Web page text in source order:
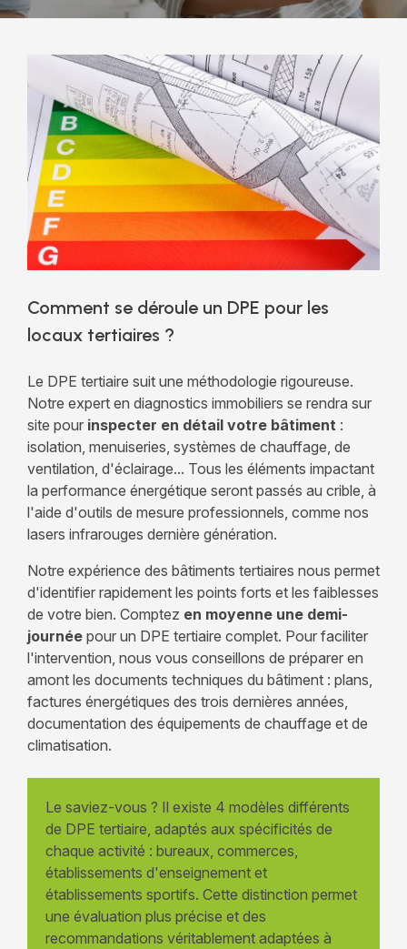
Comment se déroule un DPE pour les
locaux tertiaires ?
Le DPE tertiaire suit une méthodologie rigoureuse.
Notre expert en diagnostics immobiliers se rendra sur
site pour inspecter en détail votre bâtiment :
isolation, menuiseries, systèmes de chauffage, de
ventilation, d'éclairage... Tous les éléments impactant
la performance énergétique seront passés au crible, à
l'aide d'outils de mesure professionnels, comme nos
lasers infrarouges dernière génération.
Notre expérience des bâtiments tertiaires nous permet
d'identifier rapidement les points forts et les faiblesses
de votre bien. Comptez en moyenne une demi-
journéepour un DPE tertiaire complet. Pour faciliter
l'intervention, nous vous conseillons de préparer en
amont les documents techniques du bâtiment : plans,
factures énergétiques des trois dernières années,
documentation des équipements de chauffage et de
climatisation.
Le saviez-vous ? Il existe 4 modèles différents
de DPE tertiaire, adaptés aux spécificités de
chaque activité : bureaux, commerces,
établissements d'enseignement et
établissements sportifs. Cette distinction permet
une évaluation plus précise et des
recommandations véritablement adaptées à